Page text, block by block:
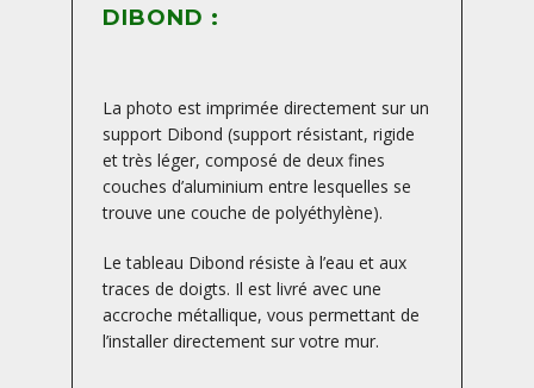
DIBOND :
La photo est imprimée directement sur un
support Dibond (support résistant, rigide
et très léger, composé de deux fines
couches d’aluminium entre lesquelles se
trouve une couche de polyéthylène).
Le tableau Dibond résiste à l’eau et aux
traces de doigts. Il est livré avec une
accroche métallique, vous permettant de
l’installer directement sur votre mur.